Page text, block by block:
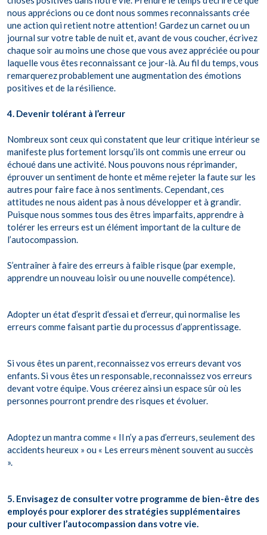
nous apprécions ou ce dont nous sommes reconnaissants crée
une action qui retient notre attention! Gardez un carnet ou un
journal sur votre table de nuit et, avant de vous coucher, écrivez
chaque soir au moins une chose que vous avez appréciée ou pour
laquelle vous êtes reconnaissant ce jour-là. Au fil du temps, vous
remarquerez probablement une augmentation des émotions
positives et de la résilience.
4. Devenir tolérant à l’erreur
Nombreux sont ceux qui constatent que leur critique intérieur se
manifeste plus fortement lorsqu’ils ont commis une erreur ou
échoué dans une activité. Nous pouvons nous réprimander,
éprouver un sentiment de honte et même rejeter la faute sur les
autres pour faire face à nos sentiments. Cependant, ces
attitudes ne nous aident pas à nous développer et à grandir.
Puisque nous sommes tous des êtres imparfaits, apprendre à
tolérer les erreurs est un élément important de la culture de
l’autocompassion.
S’entraîner à faire des erreurs à faible risque (par exemple,
apprendre un nouveau loisir ou une nouvelle compétence).
Adopter un état d’esprit d’essai et d’erreur, qui normalise les
erreurs comme faisant partie du processus d’apprentissage.
Si vous êtes un parent, reconnaissez vos erreurs devant vos
enfants. Si vous êtes un responsable, reconnaissez vos erreurs
devant votre équipe. Vous créerez ainsi un espace sûr où les
personnes pourront prendre des risques et évoluer.
Adoptez un mantra comme « Il n’y a pas d’erreurs, seulement des
accidents heureux » ou « Les erreurs mènent souvent au succès
».
5. Envisagez de consulter votre programme de bien-être des
employés pour explorer des stratégies supplémentaires
pour cultiver l’autocompassion dans votre vie.